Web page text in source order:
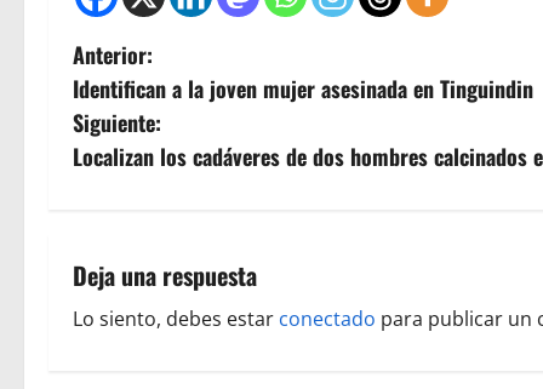
N
a
v
g
a
Anterior:
Identifican a la joven mujer asesinada en Tinguindin
Siguiente:
Localizan los cadáveres de dos hombres calcinados
Deja una respuesta
Lo siento, debes estar conectado para publicar un